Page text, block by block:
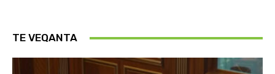
TE VEQANTA